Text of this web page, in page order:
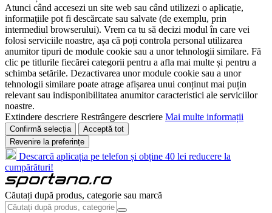
Atunci când accesezi un site web sau când utilizezi o aplicație,
informațiile pot fi descărcate sau salvate (de exemplu, prin
intermediul browserului). Vrem ca tu să decizi modul în care vei
folosi serviciile noastre, așa că poți controla personal utilizarea
anumitor tipuri de module cookie sau a unor tehnologii similare. Fă
clic pe titlurile fiecărei categorii pentru a afla mai multe și pentru a
schimba setările. Dezactivarea unor module cookie sau a unor
tehnologii similare poate atrage afișarea unui conținut mai puțin
relevant sau indisponibilitatea anumitor caracteristici ale serviciilor
noastre.
Extindere descriere Restrângere descriere Mai multe informații
Confirmă selecția
Acceptă tot
Revenire la preferințe
Descarcă aplicația pe telefon și obține 40 lei reducere la
cumpărături!
Căutați după produs, categorie sau marcă